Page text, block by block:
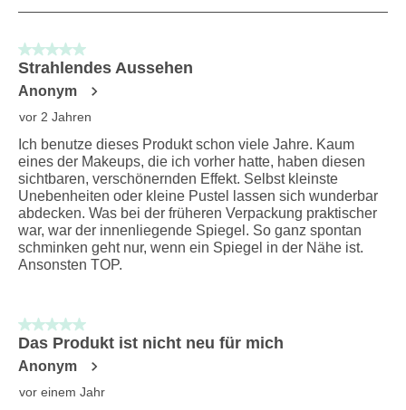
von
24
Bewertungen.
5 von 5 Sternen.
Strahlendes Aussehen
Anonym
vor 2 Jahren
Ich benutze dieses Produkt schon viele Jahre. Kaum
eines der Makeups, die ich vorher hatte, haben diesen
sichtbaren, verschönernden Effekt. Selbst kleinste
Unebenheiten oder kleine Pustel lassen sich wunderbar
abdecken. Was bei der früheren Verpackung praktischer
war, war der innenliegende Spiegel. So ganz spontan
schminken geht nur, wenn ein Spiegel in der Nähe ist.
Ansonsten TOP.
5 von 5 Sternen.
Das Produkt ist nicht neu für mich
Anonym
vor einem Jahr